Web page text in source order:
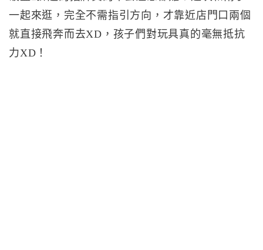
一起來逛，完全不需指引方向，才靠近店門口兩個
就直接飛奔而去XD，孩子們對玩具真的毫無抵抗
力XD！